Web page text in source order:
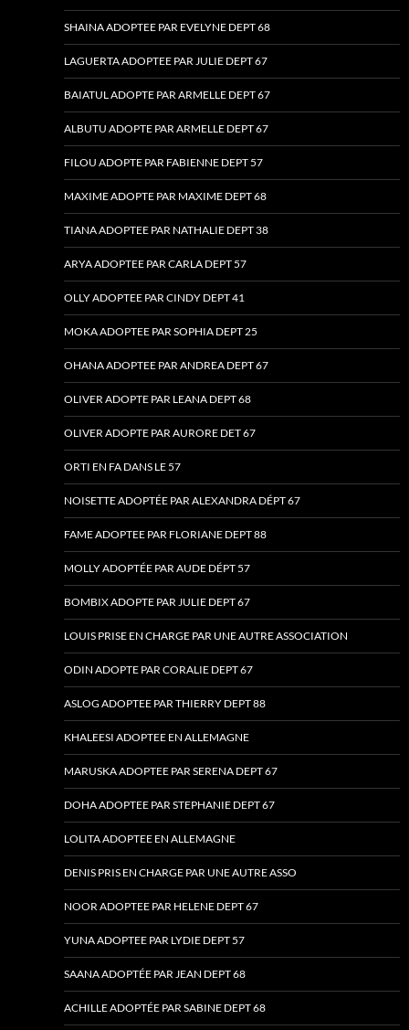
SHAINA ADOPTEE PAR EVELYNE DEPT 68
LAGUERTA ADOPTEE PAR JULIE DEPT 67
BAIATUL ADOPTE PAR ARMELLE DEPT 67
ALBUTU ADOPTE PAR ARMELLE DEPT 67
FILOU ADOPTE PAR FABIENNE DEPT 57
MAXIME ADOPTE PAR MAXIME DEPT 68
TIANA ADOPTEE PAR NATHALIE DEPT 38
ARYA ADOPTEE PAR CARLA DEPT 57
OLLY ADOPTEE PAR CINDY DEPT 41
MOKA ADOPTEE PAR SOPHIA DEPT 25
OHANA ADOPTEE PAR ANDREA DEPT 67
OLIVER ADOPTE PAR LEANA DEPT 68
OLIVER ADOPTE PAR AURORE DET 67
ORTI EN FA DANS LE 57
NOISETTE ADOPTÉE PAR ALEXANDRA DÉPT 67
FAME ADOPTEE PAR FLORIANE DEPT 88
MOLLY ADOPTÉE PAR AUDE DÉPT 57
BOMBIX ADOPTE PAR JULIE DEPT 67
LOUIS PRISE EN CHARGE PAR UNE AUTRE ASSOCIATION
ODIN ADOPTE PAR CORALIE DEPT 67
ASLOG ADOPTEE PAR THIERRY DEPT 88
KHALEESI ADOPTEE EN ALLEMAGNE
MARUSKA ADOPTEE PAR SERENA DEPT 67
DOHA ADOPTEE PAR STEPHANIE DEPT 67
LOLITA ADOPTEE EN ALLEMAGNE
DENIS PRIS EN CHARGE PAR UNE AUTRE ASSO
NOOR ADOPTEE PAR HELENE DEPT 67
YUNA ADOPTEE PAR LYDIE DEPT 57
SAANA ADOPTÉE PAR JEAN DEPT 68
ACHILLE ADOPTÉE PAR SABINE DEPT 68